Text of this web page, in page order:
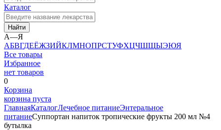
Каталог
Найти
А—Я
АБВГДЕЁЖЗИЙКЛМНОПРСТУФХЦЧШЩЫЭЮЯ
Все товары
Избранное
нет товаров
0
Корзина
корзина пуста
ГлавнаяКаталогЛечебное питаниеЭнтеральное
питаниеСуппортан напиток тропические фрукты 200 мл №4
бутылка